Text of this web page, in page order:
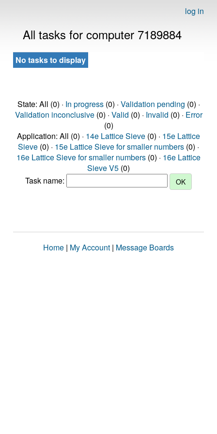
log in
All tasks for computer 7189884
No tasks to display
State: All (0) · In progress(0) · Validation pending (0) ·
Validation inconclusive(0) · Valid (0) · Invalid (0) · Error
(0)
Application: All (0) · 14e Lattice Sieve (0) · 15e Lattice
Sieve (0) · 15e Lattice Sieve for smaller numbers (0) ·
16e Lattice Sieve for smaller numbers (0) · 16e Lattice
Sieve V5 (0)
Task name:
Home | My Account | Message Boards